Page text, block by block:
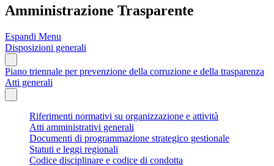
Amministrazione Trasparente
Espandi Menu
Disposizioni generali
Piano triennale per prevenzione della corruzione e della trasparenza
Atti generali
Riferimenti normativi su organizzazione e attività
Atti amministrativi generali
Documenti di programmazione strategico gestionale
Statuti e leggi regionali
Codice disciplinare e codice di condotta